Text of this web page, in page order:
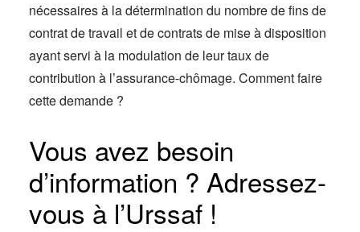
nécessaires à la détermination du nombre de fins de
contrat de travail et de contrats de mise à disposition
ayant servi à la modulation de leur taux de
contribution à l’assurance-chômage. Comment faire
cette demande ?
Vous avez besoin
d’information ? Adressez-
vous à l’Urssaf !